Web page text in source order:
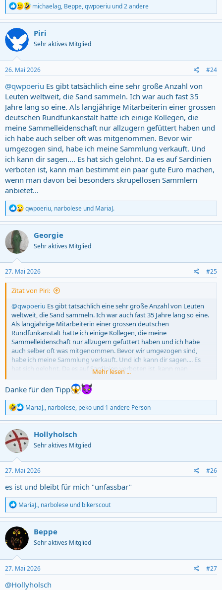
R
e
a
c
n
s
:
michaelag, Beppe,qwpoeriu und 2 andere
Piri
Sehr aktives Mitglied
26. Mai 2026 #24
@qwpoeriu Es gibt tatsächlich eine sehr große Anzahl von
Leuten weltweit, die Sand sammeln. Ich war auch fast 35
Jahre lang so eine. Als langjährige Mitarbeiterin einer grossen
deutschen Rundfunkanstalt hatte ich einige Kollegen, die
meine Sammelleidenschaft nur allzugern gefüttert haben und
ich habe auch selber oft was mitgenommen. Bevor wir
umgezogen sind, habe ich meine Sammlung verkauft. Und
ich kann dir sagen.... Es hat sich gelohnt. Da es auf Sardinien
verboten ist, kann man bestimmt ein paar gute Euro machen,
wenn man davon bei besonders skrupellosen Sammlern
anbietet...
R
e
a
t
n
s
:
qwpoeriu, narbolese und MariaJ.
Georgie
Sehr aktives Mitglied
27. Mai 2026 #25
Zitat von Piri:
@qwpoeriu Es gibt tatsächlich eine sehr große Anzahl von Leuten
weltweit, die Sand sammeln. Ich war auch fast 35 Jahre lang so eine.
Als langjährige Mitarbeiterin einer grossen deutschen
Rundfunkanstalt hatte ich einige Kollegen, die meine
Sammelleidenschaft nur allzugern gefüttert haben und ich habe
auch selber oft was mitgenommen. Bevor wir umgezogen sind,
habe ich meine Sammlung verkauft. Und ich kann dir sagen.... Es
hat sich gelohnt. Da es auf Sardinien verboten ist, kann man
bestimmt ein paar gute Euro machen, wenn man davon bei
besonders skrupellosen Sammlern anbietet...
Mehr lesen ...
Danke für den Tipp
R
e
a
t
i
n
s
:
MariaJ., narbolese, peko und 1 andere Person
Hollyholsch
Sehr aktives Mitglied
27. Mai 2026 #26
es ist und bleibt für mich "unfassbar"
R
e
a
c
t
i
o
n
s
:
MariaJ., narbolese und bikerscout
Beppe
Sehr aktives Mitglied
27. Mai 2026 #27
@Hollyholsch